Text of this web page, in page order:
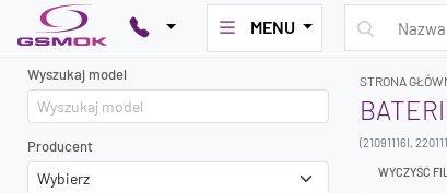
MENU
Wyszukaj model
Producent
STRONA
(21091116I,
WYCZYŚĆ